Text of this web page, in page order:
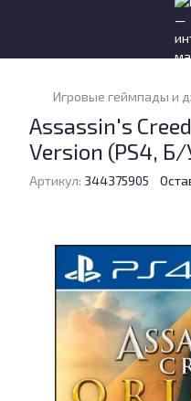
Игровые геймпады и
Assassin's
Version (PS4,
Артикул: 344375905